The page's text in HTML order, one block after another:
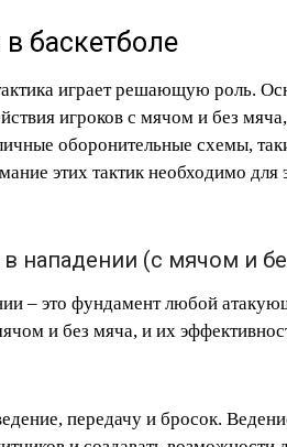
баскетболе
играет решающую роль.
игроков с мячом и без
оборонительные схемы,
этих тактик необходимо для
нападении (с мячом и
– это фундамент любой
и без мяча, и их
передачу и бросок.